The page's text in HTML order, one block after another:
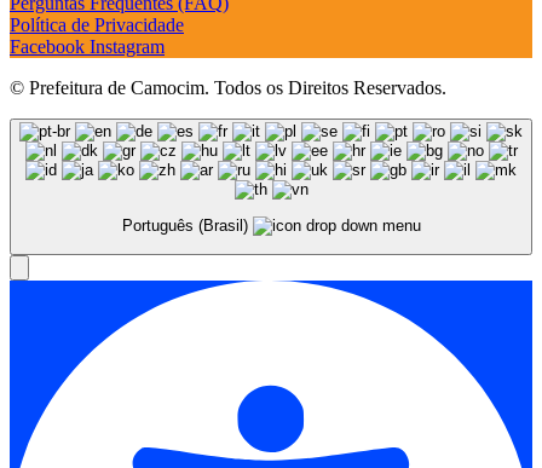
Política de Privacidade
Facebook Instagram
© Prefeitura de Camocim. Todos os Direitos Reservados.
Português (Brasil)